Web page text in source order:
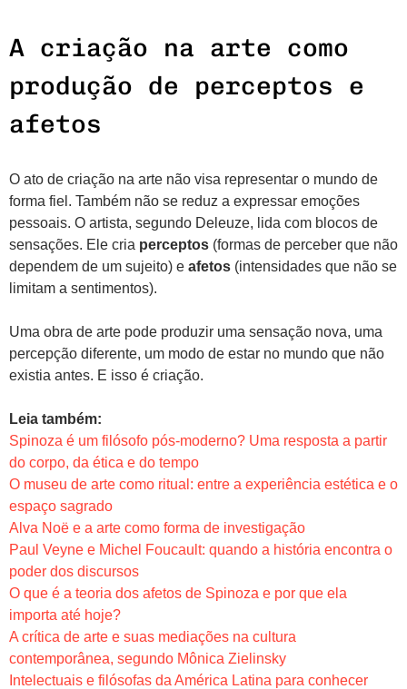
A criação na arte como
produção de perceptos e
afetos
O ato de criação na arte não visa representar o mundo de
forma fiel. Também não se reduz a expressar emoções
pessoais. O artista, segundo Deleuze, lida com blocos de
sensações. Ele cria perceptos (formas de perceber que não
dependem de um sujeito) e afetos (intensidades que não se
limitam a sentimentos).
Uma obra de arte pode produzir uma sensação nova, uma
percepção diferente, um modo de estar no mundo que não
existia antes. E isso é criação.
Leia também:
Spinoza é um filósofo pós-moderno? Uma resposta a partir
do corpo, da ética e do tempo
O museu de arte como ritual: entre a experiência estética e o
espaço sagrado
Alva Noë e a arte como forma de investigação
Paul Veyne e Michel Foucault: quando a história encontra o
poder dos discursos
O que é a teoria dos afetos de Spinoza e por que ela
importa até hoje?
A crítica de arte e suas mediações na cultura
contemporânea, segundo Mônica Zielinsky
Intelectuais e filósofas da América Latina para conhecer